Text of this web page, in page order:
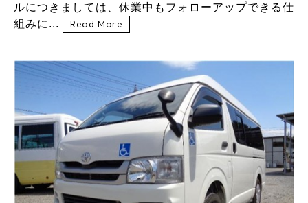
ルにつきましては、休業中もフォローアップできる仕
組みに...
Read More